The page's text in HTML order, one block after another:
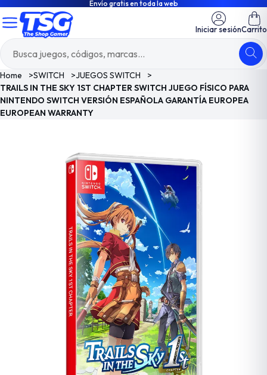
Envío gratis en toda la web
Iniciar sesiónCarrito
Home >SWITCH >JUEGOS SWITCH
>
TRAILS IN THE SKY 1ST CHAPTER SWITCH JUEGO FÍSICO PARA
NINTENDO SWITCH VERSIÓN ESPAÑOLA GARANTÍA EUROPEA
EUROPEAN WARRANTY